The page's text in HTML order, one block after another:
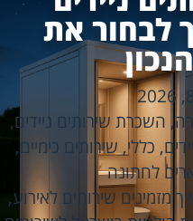
לבחור את
, השכרת שירותים ניידים,
, כללי, שירותים כימיים,
לחתונה
מזמינים שירותים לאירוע,